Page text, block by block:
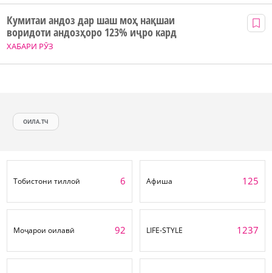
ХАБАРИ РӮЗ
Кумитаи андоз дар шаш моҳ нақшаи
воридоти андозҳоро 123% иҷро кард
ОИЛА.ТЧ
Тобистони тиллоӣ 6 Афиша 125
Моҷарои оилавӣ 92 LIFE-STYLE 1237